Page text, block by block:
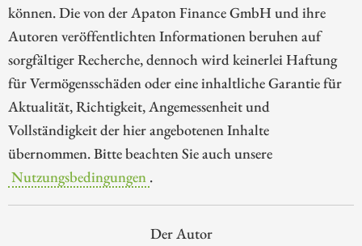
können. Die von der Apaton Finance GmbH und ihre
Autoren veröffentlichten Informationen beruhen auf
sorgfältiger Recherche, dennoch wird keinerlei Haftung
für Vermögensschäden oder eine inhaltliche Garantie für
Aktualität, Richtigkeit, Angemessenheit und
Vollständigkeit der hier angebotenen Inhalte
übernommen. Bitte beachten Sie auch unsere
Nutzungsbedingungen .
Der Autor